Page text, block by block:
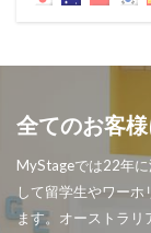
全てのお客
MyStageでは22年
して留学生やワー
ます。オーストラリ